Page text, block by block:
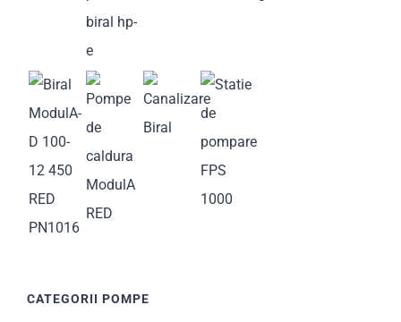
CATEGORII POMPE